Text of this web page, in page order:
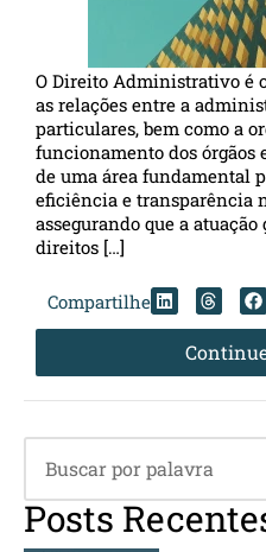
O Direito Administrativo é
as relações entre a
particulares, bem como a
funcionamento dos órgãos
de uma área fundamental
eficiência e transparência
assegurando que a
direitos […]
Compartilhe
Posts